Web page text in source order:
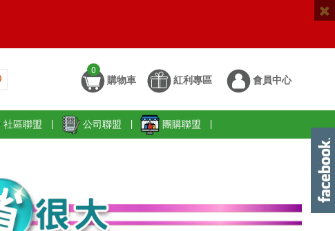
0
購物車 紅利專區 會員中心
社區聯盟 | 公司聯盟 | 團購聯盟 |